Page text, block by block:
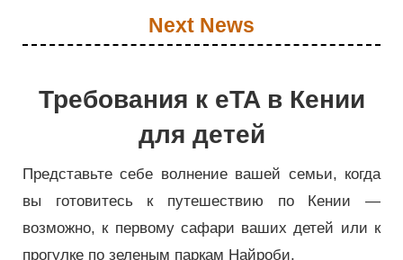
Next News
Требования к eTA в Кении
для детей
Представьте себе волнение вашей семьи, когда
вы готовитесь к путешествию по Кении —
возможно, к первому сафари ваших детей или к
прогулке по зеленым паркам Найроби.